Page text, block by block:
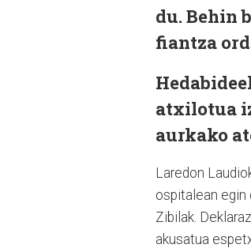
du. Behin
fiantza
atxilotua
aurkako
Laredon
ospitalean egin
Zibilak.
akusatua